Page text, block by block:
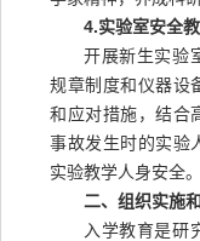
4.实验室安全
开展新生实验
规章制度和仪器设
和应对措施，结合
事故发生时的实验
实验教学人身安全。
二、组织实施
入学教育是研